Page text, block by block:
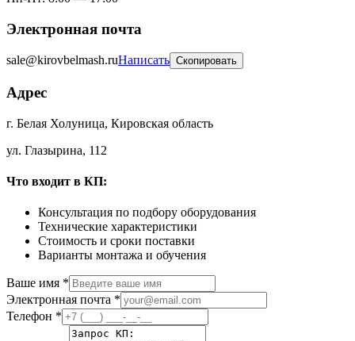
Электронная почта
sale@kirovbelmash.ruНаписать Скопировать
Адрес
г. Белая Холуница, Кировская область
ул. Глазырина, 112
Что входит в КП:
Консультация по подбору оборудования
Технические характеристики
Стоимость и сроки поставки
Варианты монтажа и обучения
Ваше имя *
Электронная почта *
Телефон *